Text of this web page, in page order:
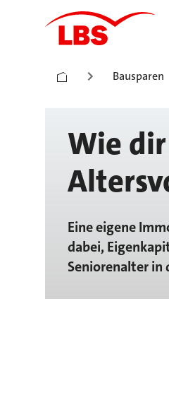
Bausparen
Wie
Eine eigene
dabei,
Seniorenalter in